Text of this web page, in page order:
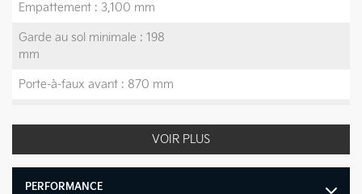
Empattement : 3,100 mm
Garde au sol minimale : 198
mm
Porte-à-faux avant : 870 mm
VOIR PLUS
PERFORMANCE